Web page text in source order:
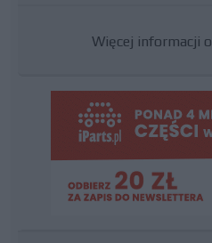
Więcej informacji o